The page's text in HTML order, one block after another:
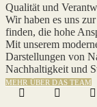
Qualität und
Wir haben es uns
finden, die hohe
Mit unserem
Darstellungen von
Nachhaltigkeit und
MEHR ÜBER DAS TEAM